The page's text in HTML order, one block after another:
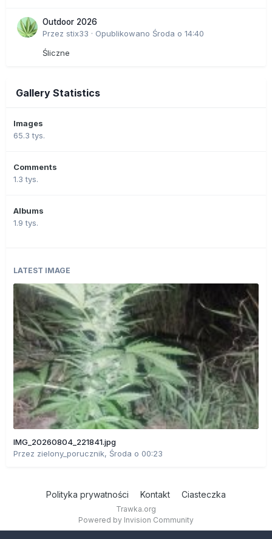
Outdoor 2026
Przez stix33 · Opublikowano Środa o 14:40
Śliczne
Gallery Statistics
Images
65.3 tys.
Comments
1.3 tys.
Albums
1.9 tys.
LATEST IMAGE
IMG_20260804_221841.jpg
Przez zielony_porucznik, Środa o 00:23
Polityka prywatności Kontakt Ciasteczka
Trawka.org
Powered by Invision Community